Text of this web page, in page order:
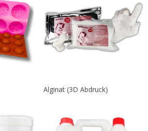
Alginat (3D Abdruck)